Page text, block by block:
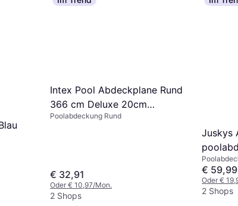
Intex Pool Abdeckplane Rund
366 cm Deluxe 20cm
Überhang
Poolabdeckung Rund
€ 32,91
Oder € 10,97/Mon.
2 Shops
Juskys
pool
3 m
€ 59,99
Oder €
2 Shops